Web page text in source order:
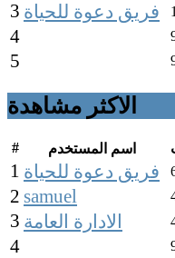
3 فريق دعوة للحياة
4
5
الاكثر مشاهدة
# اسم المستخدم
1 فريق دعوة للحياة
2 samuel
3 الادارة العامة
4